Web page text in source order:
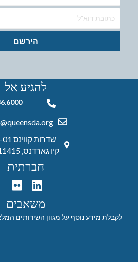
הירשם
להגיע אל
718.286.6000
שדרות קווינס 125-01,
קיו גארדנס, NY 11415
חברתית
משאבים
לקבלת מידע נוסף על מגוון השירותים